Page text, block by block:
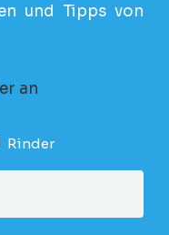
und Tipps von
an
Rinder